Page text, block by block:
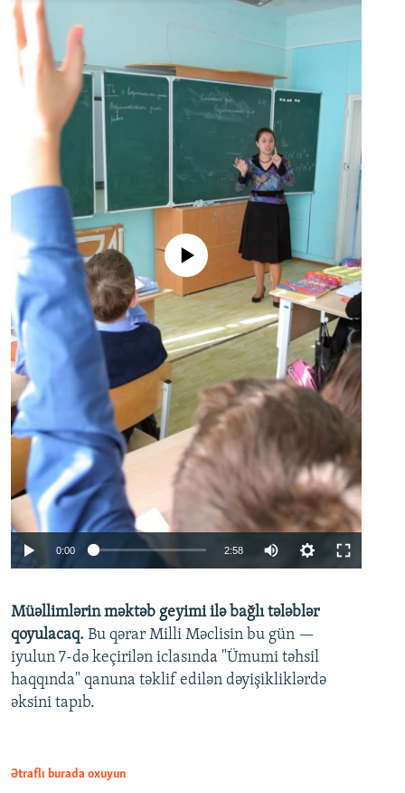
No media source currently available
0:00 2:58
360p
480p
720p
Müəllimlərin məktəb geyimi ilə bağlı tələblər
qoyulacaq. Bu qərar Milli Məclisin bu gün —
iyulun 7-də keçirilən iclasında "Ümumi təhsil
haqqında" qanuna təklif edilən dəyişikliklərdə
əksini tapıb.
Ətraflı burada oxuyun